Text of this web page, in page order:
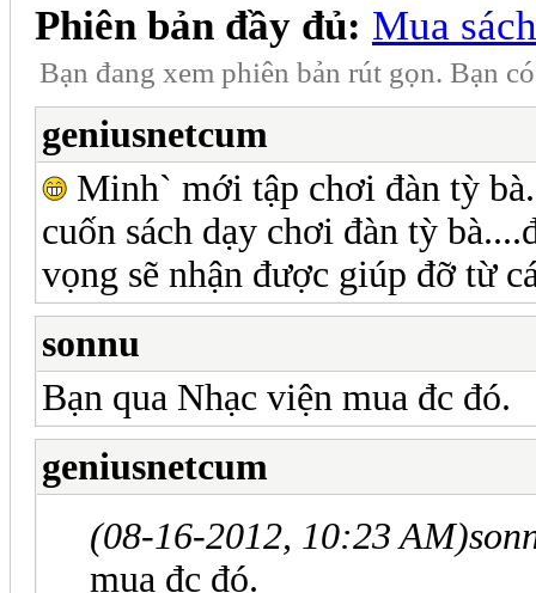
Phiên bản đầy đủ: Mua
Bạn đang xem phiên bản rút gọn. Bạn
geniusnetcum
Minh` mới tập chơi đàn tỳ
cuốn sách dạy chơi đàn tỳ
vọng sẽ nhận được giúp đỡ từ
sonnu
Bạn qua Nhạc viện mua đc đó.
geniusnetcum
(08-16-2012, 10:23 AM)
mua đc đó.